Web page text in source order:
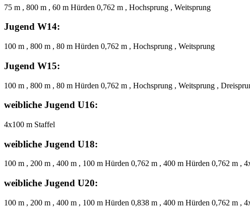
75 m , 800 m , 60 m Hürden 0,762 m , Hochsprung , Weitsprung
Jugend W14:
100 m , 800 m , 80 m Hürden 0,762 m , Hochsprung , Weitsprung
Jugend W15:
100 m , 800 m , 80 m Hürden 0,762 m , Hochsprung , Weitsprung ,
weibliche Jugend U16:
4x100 m Staffel
weibliche Jugend U18:
100 m , 200 m , 400 m , 100 m Hürden 0,762 m , 400 m Hürden 0,762 m ,
weibliche Jugend U20:
100 m , 200 m , 400 m , 100 m Hürden 0,838 m , 400 m Hürden 0,762 m ,